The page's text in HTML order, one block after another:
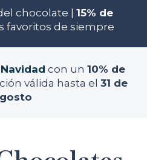
chocolate | 15% de
favoritos de siempre
con un 10% de
válida hasta el 31 de